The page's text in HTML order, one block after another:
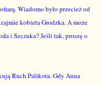
Wiadomo było przecież od
kobieta Grodzka. A może
i Szczuka? Jeśli tak, proszę o
Ruch Palikota. Gdy Anna